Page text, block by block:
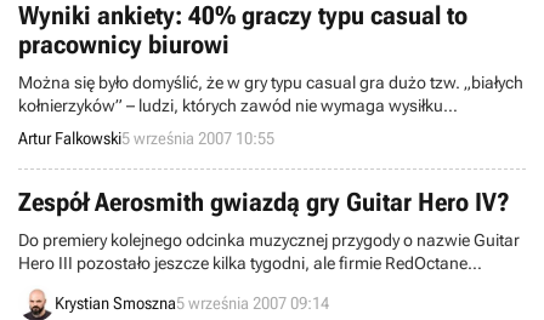
Wyniki ankiety: 40% graczy typu casual to
pracownicy biurowi
Można się było domyślić, że w gry typu casual gra dużo tzw. „białych
kołnierzyków” – ludzi, których zawód nie wymaga wysiłku
fizycznego. W końcu to w ich miejscu pracy zazwyczaj stoi komputer
z dostępem do internetu, a w trakcie przerwy odwiedzenie strony z
mini-gierkami wydaje się świetnym sposobem na chwilę relaksu.
Artur Falkowski5 września 2007 10:55
Zespół Aerosmith gwiazdą gry Guitar Hero IV?
Do premiery kolejnego odcinka muzycznej przygody o nazwie Guitar
Hero III pozostało jeszcze kilka tygodni, ale firmie RedOctane
najwyraźniej nie przeszkadza to w planowaniu następnych
odcinków serii. Wszystko wskazuje na to, że czwarta odsłona
Krystian Smoszna5 września 2007 09:14